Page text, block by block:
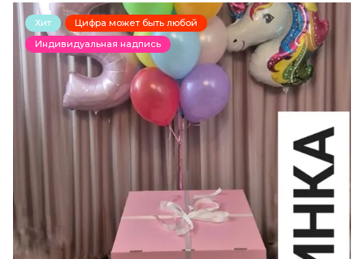
Хит
Цифра может быть любой
Индивидуальная надпись